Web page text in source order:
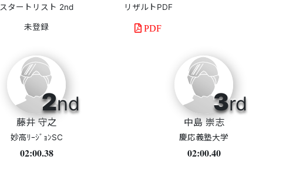
スタートリスト 2nd リザルトPDF
PDF
2nd
藤井 守之
妙高ﾘｰｼﾞｮﾝSC
02:00.38
3rd
中島 崇志
慶応義塾大学
02:00.40